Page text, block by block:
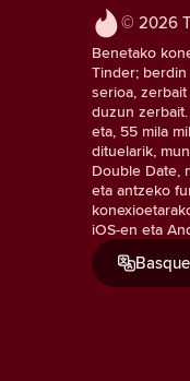
© 2026
Benetako
Tinder;
serioa,
duzun
eta, 55 mila
dituelarik,
Double Date,
eta antzeko
iOS-en eta
Basque